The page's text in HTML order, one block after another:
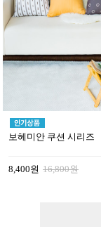
보헤미안 쿠션 시리즈
8,400원 16,800원